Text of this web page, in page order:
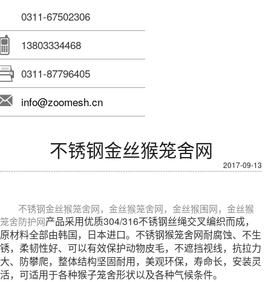
0311-67502306
13803334468
0311-87796405
info@zoomesh.cn
不锈钢金丝猴笼舍网
2017-09-13
不锈钢金丝猴笼舍网，金丝猴笼舍网，金丝猴围网，金丝猴
笼舍防护网产品采用优质304/316不锈钢丝绳交叉编织而成，
原材料全部由韩国，日本进口。不锈钢猴笼舍网耐腐蚀、不生
锈，柔韧性好、可以有效保护动物皮毛，不遮挡视线，抗拉力
大、防攀爬，整体结构坚固耐用，美观环保，寿命长，安装灵
活，可适用于各种猴子笼舍形状以及各种气候条件。